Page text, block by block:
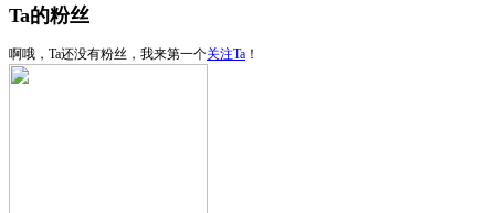
Ta的粉丝
啊哦，Ta还没有粉丝，我来第一个关注Ta ！